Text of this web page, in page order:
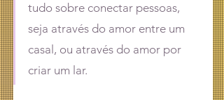
tudo sobre conectar pessoas,
seja através do amor entre um
casal, ou através do amor por
criar um lar.